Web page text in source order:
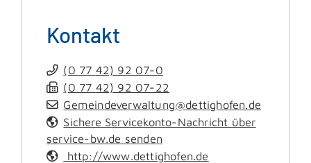
Kontakt
(0 77 42) 92 07-0
(0 77 42) 92 07-22
Gemeindeverwaltung@dettighofen.de
Sichere Servicekonto-Nachricht über
service-bw.de senden
http://www.dettighofen.de